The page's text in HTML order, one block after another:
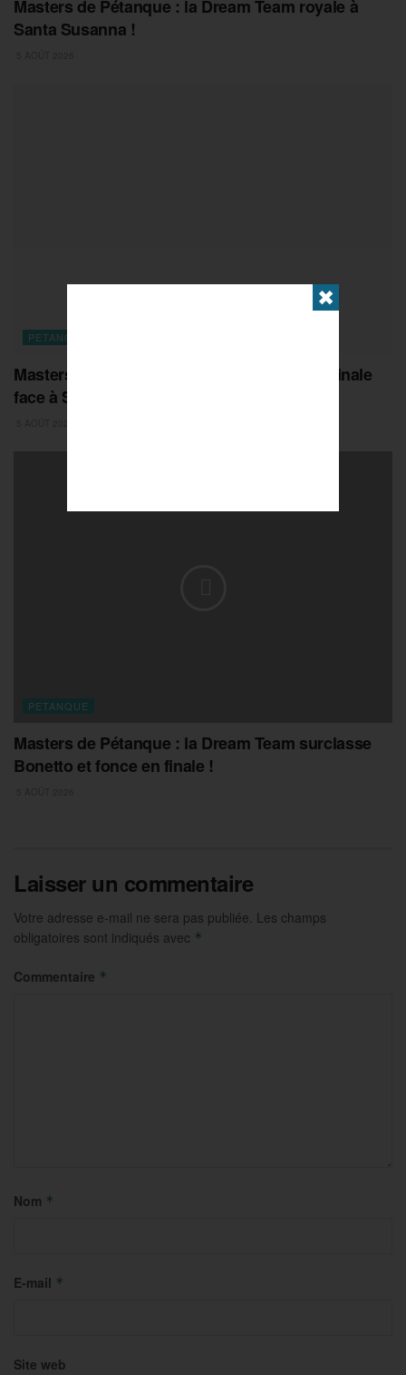
Masters de Pétanque : la Dream Team royale à
Santa Susanna !
PETANQUE
Masters de Pétanque : Zigler costaud, une finale
face à Suchaud !
PETANQUE
Masters de Pétanque : la Dream Team surclasse
Bonetto et fonce en finale !
Laisser un commentaire
Votre adresse e-mail ne sera pas publiée. Les champs
obligatoires sont indiqués avec *
Commentaire *
Nom *
E-mail *
Site web
✖